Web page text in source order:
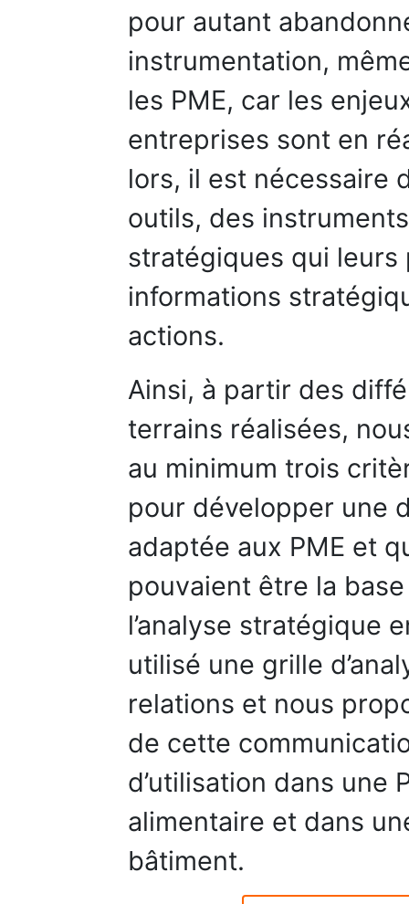
pour autant
instrumentation,
les PME, car les
entreprises sont en
lors, il est nécessaire
outils, des
stratégiques qui
informations
actions.
Ainsi, à partir des
terrains réalisées,
au minimum trois
pour développer une
adaptée aux PME et
pouvaient être la
l’analyse stratégique
utilisé une grille
relations et nous
de cette
d’utilisation dans une
alimentaire et dans
bâtiment.